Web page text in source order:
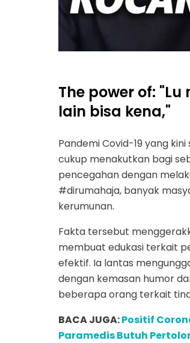
The power of:
lain bisa kena,"
Pandemi Covid-19 yang
cukup menakutkan bagi
pencegahan dengan
#dirumahaja, banyak
kerumunan.
Fakta tersebut
membuat edukasi terkait
efektif. Ia lantas
dengan kemasan humor
beberapa orang terkait
BACA JUGA:Positif
Paramedis Butuh